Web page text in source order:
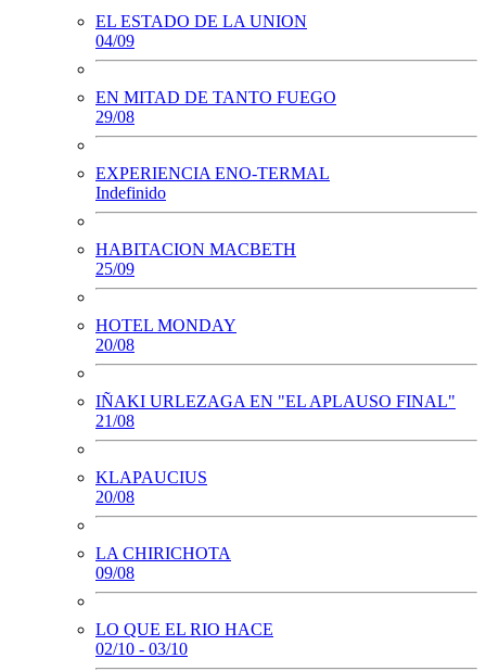
EL ESTADO DE LA UNION
04/09
EN MITAD DE TANTO FUEGO
29/08
EXPERIENCIA ENO-TERMAL
Indefinido
HABITACION MACBETH
25/09
HOTEL MONDAY
20/08
IÑAKI URLEZAGA EN "EL APLAUSO FINAL"
21/08
KLAPAUCIUS
20/08
LA CHIRICHOTA
09/08
LO QUE EL RIO HACE
02/10 - 03/10